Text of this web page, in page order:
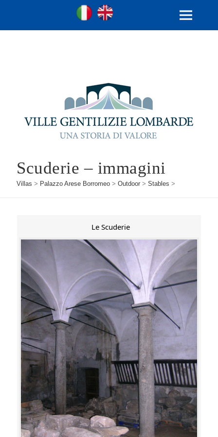
Ville Gentilizie Lombarde
Ita
MENU
Scuderie – immagini
Villas > Palazzo Arese Borromeo >Outdoor >Stables >
Le Scuderie